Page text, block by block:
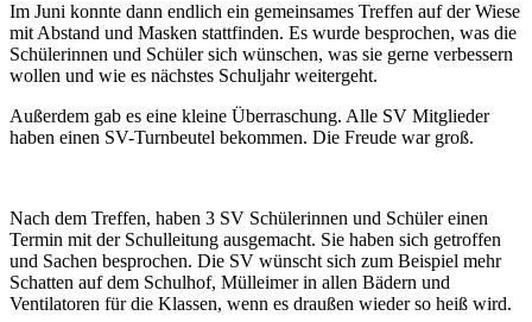
Im Juni konnte dann endlich ein gemeinsames Treffen auf der Wiese
mit Abstand und Masken stattfinden. Es wurde besprochen, was die
Schülerinnen und Schüler sich wünschen, was sie gerne verbessern
wollen und wie es nächstes Schuljahr weitergeht.
Außerdem gab es eine kleine Überraschung. Alle SV Mitglieder
haben einen SV-Turnbeutel bekommen. Die Freude war groß.
Nach dem Treffen, haben 3 SV Schülerinnen und Schüler einen
Termin mit der Schulleitung ausgemacht. Sie haben sich getroffen
und Sachen besprochen. Die SV wünscht sich zum Beispiel mehr
Schatten auf dem Schulhof, Mülleimer in allen Bädern und
Ventilatoren für die Klassen, wenn es draußen wieder so heiß wird.